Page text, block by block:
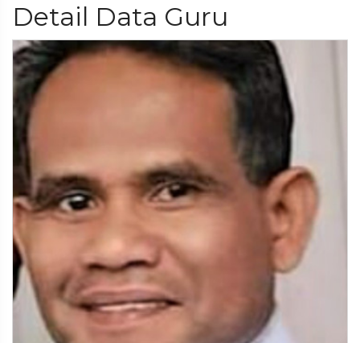
Detail Data Guru